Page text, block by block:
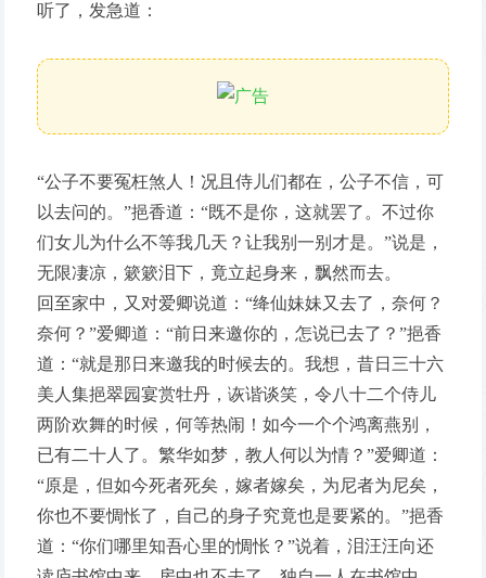
听了，发急道：
“公子不要冤枉煞人！况且侍儿们都在，公子不信，可
以去问的。”挹香道：“既不是你，这就罢了。不过你
们女儿为什么不等我几天？让我别一别才是。”说是，
无限凄凉，簌簌泪下，竟立起身来，飘然而去。
回至家中，又对爱卿说道：“绛仙妹妹又去了，奈何？
奈何？”爱卿道：“前日来邀你的，怎说已去了？”挹香
道：“就是那日来邀我的时候去的。我想，昔日三十六
美人集挹翠园宴赏牡丹，诙谐谈笑，令八十二个侍儿
两阶欢舞的时候，何等热闹！如今一个个鸿离燕别，
已有二十人了。繁华如梦，教人何以为情？”爱卿道：
“原是，但如今死者死矣，嫁者嫁矣，为尼者为尼矣，
你也不要惆怅了，自己的身子究竟也是要紧的。”挹香
道：“你们哪里知吾心里的惆怅？”说着，泪汪汪向还